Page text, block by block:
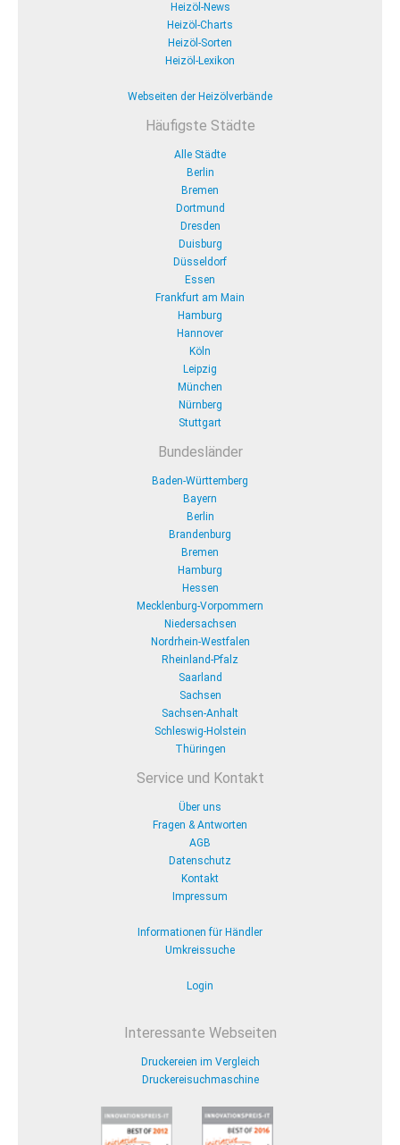
Heizöl-News
Heizöl-Charts
Heizöl-Sorten
Heizöl-Lexikon
Webseiten der Heizölverbände
Häufigste Städte
Alle Städte
Berlin
Bremen
Dortmund
Dresden
Duisburg
Düsseldorf
Essen
Frankfurt am Main
Hamburg
Hannover
Köln
Leipzig
München
Nürnberg
Stuttgart
Bundesländer
Baden-Württemberg
Bayern
Berlin
Brandenburg
Bremen
Hamburg
Hessen
Mecklenburg-Vorpommern
Niedersachsen
Nordrhein-Westfalen
Rheinland-Pfalz
Saarland
Sachsen
Sachsen-Anhalt
Schleswig-Holstein
Thüringen
Service und Kontakt
Über uns
Fragen & Antworten
AGB
Datenschutz
Kontakt
Impressum
Informationen für Händler
Umkreissuche
Login
Interessante Webseiten
Druckereien im Vergleich
Druckereisuchmaschine